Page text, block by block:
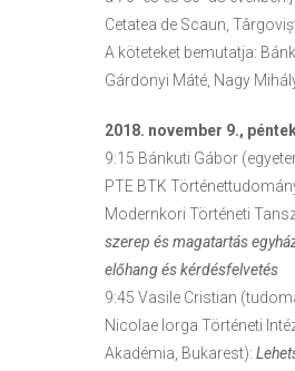
Cetatea de Scaun,
A köteteket bemutatja:
Gárdonyi Máté, Nagy
2018. november 9.,
9:15 Bánkuti Gábor
PTE BTK
Modernkori Történeti
szerep és magatartás
előhang és kérdésfelvetés
9:45 Vasile Cristian
Nicolae Iorga Történeti
Akadémia, Bukarest):